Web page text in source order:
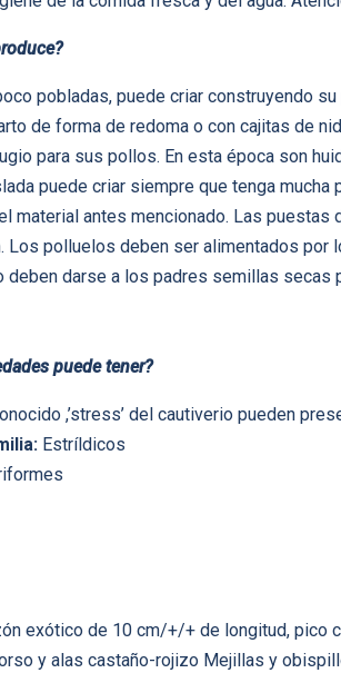
pobladas, puede criar construyendo
de forma de redoma o con cajitas de
para sus pollos. En esta época son
puede criar siempre que tenga
material antes mencionado. Las
Los polluelos deben ser alimentados por
deben darse a los padres semillas secas
puede tener?
,’stress’ del cautiverio pueden
Estríldicos
exótico de 10 cm/+/+ de longitud, pico
y alas castaño-rojizo Mejillas y